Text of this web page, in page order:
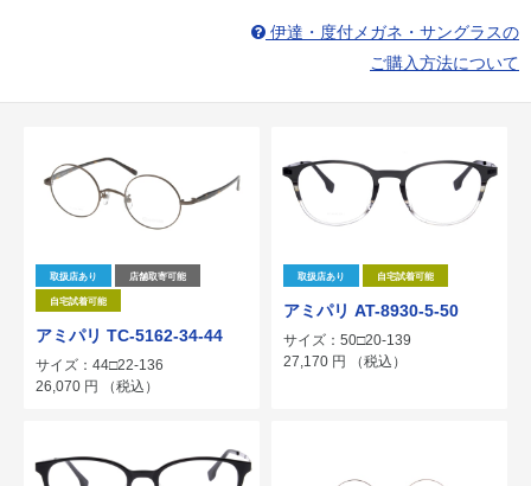
伊達・度付メガネ・サングラスの
ご購入方法について
取扱店あり 店舗取寄可能
自宅試着可能
アミパリ TC-5162-34-44
サイズ：44□22-136
26,070 円 （税込）
取扱店あり 自宅試着可能
アミパリ AT-8930-5-50
サイズ：50□20-139
27,170 円 （税込）